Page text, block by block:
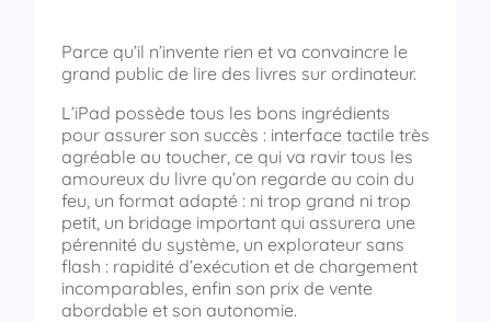
Parce qu’il n’invente rien et va convaincre le
grand public de lire des livres sur ordinateur.
L’iPad possède tous les bons ingrédients
pour assurer son succès : interface tactile très
agréable au toucher, ce qui va ravir tous les
amoureux du livre qu’on regarde au coin du
feu, un format adapté : ni trop grand ni trop
petit, un bridage important qui assurera une
pérennité du système, un explorateur sans
flash : rapidité d’exécution et de chargement
incomparables, enfin son prix de vente
abordable et son autonomie.